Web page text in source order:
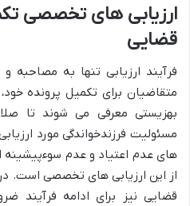
ارزیابی های تخصصی
قضایی
فرآیند ارزیابی تنها به مصاحبه
متقاضیان برای تکمیل پرونده
بهزیستی معرفی می شوند تا
مسئولیت فرزندخواندگیمورد
های عدم اعتیاد و عدم
از این ارزیابی های تخصصی است. در
قضایی نیز برای ادامه فرآیند